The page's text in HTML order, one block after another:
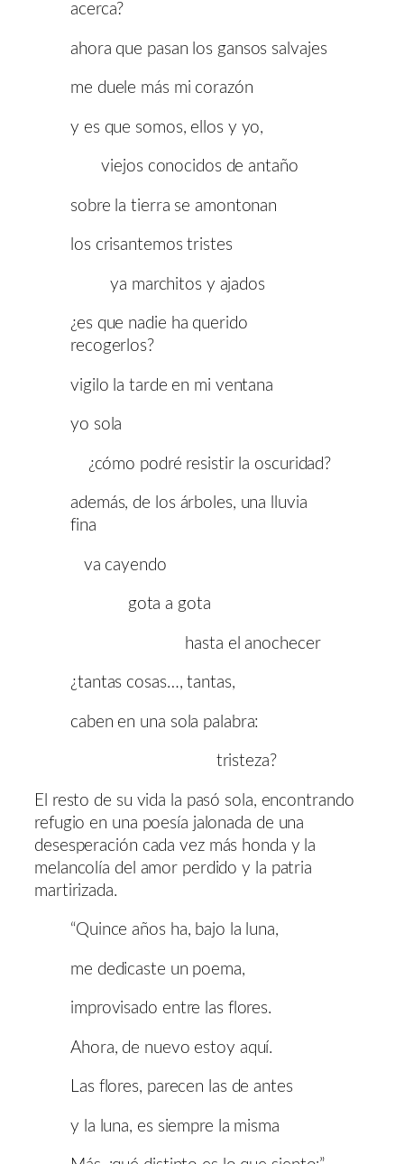
acerca?
ahora que pasan los gansos salvajes
me duele más mi corazón
y es que somos, ellos y yo,
viejos conocidos de antaño
sobre la tierra se amontonan
los crisantemos tristes
ya marchitos y ajados
¿es que nadie ha querido
recogerlos?
vigilo la tarde en mi ventana
yo sola
¿cómo podré resistir la oscuridad?
además, de los árboles, una lluvia
fina
va cayendo
gota a gota
hasta el anochecer
¿tantas cosas…, tantas,
caben en una sola palabra:
tristeza?
El resto de su vida la pasó sola, encontrando
refugio en una poesía jalonada de una
desesperación cada vez más honda y la
melancolía del amor perdido y la patria
martirizada.
“Quince años ha, bajo la luna,
me dedicaste un poema,
improvisado entre las flores.
Ahora, de nuevo estoy aquí.
Las flores, parecen las de antes
y la luna, es siempre la misma